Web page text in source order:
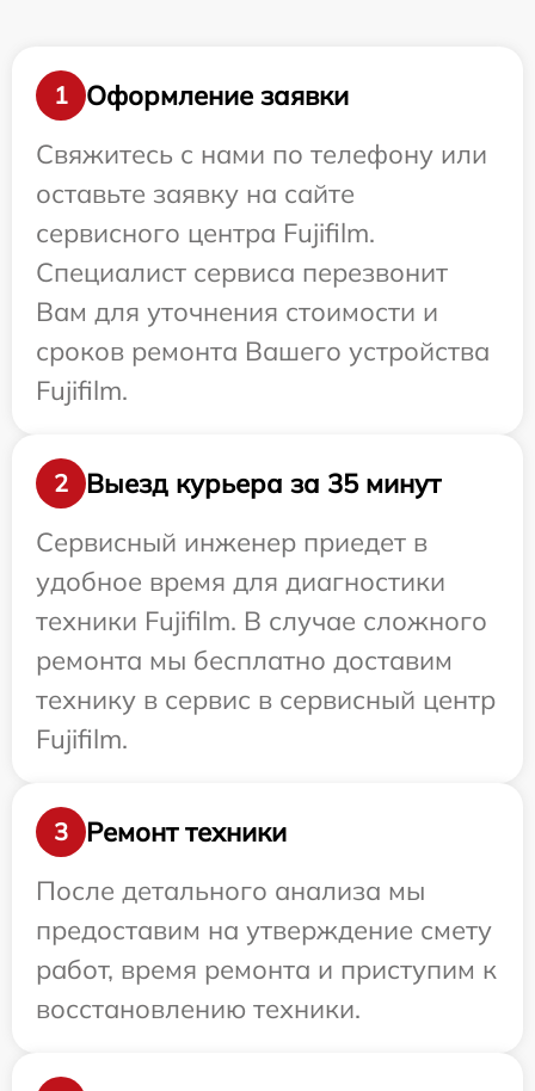
1
Оформление заявки
Свяжитесь с нами по телефону или
оставьте заявку на сайте
сервисного центра Fujifilm.
Специалист сервиса перезвонит
Вам для уточнения стоимости и
сроков ремонта Вашего устройства
Fujifilm.
2
Выезд курьера за 35 минут
Сервисный инженер приедет в
удобное время для диагностики
техники Fujifilm. В случае сложного
ремонта мы бесплатно доставим
технику в сервис в сервисный центр
Fujifilm.
3
Ремонт техники
После детального анализа мы
предоставим на утверждение смету
работ, время ремонта и приступим к
восстановлению техники.